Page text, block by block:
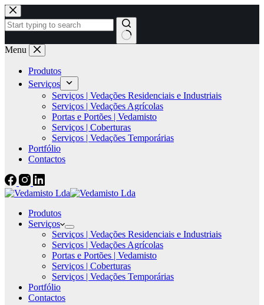
Menu
Produtos
Serviços
Serviços | Vedações Residenciais e Industriais
Serviços | Vedações Agrícolas
Portas e Portões | Vedamisto
Serviços | Coberturas
Serviços | Vedações Temporárias
Portfólio
Contactos
Produtos
Serviços
Serviços | Vedações Residenciais e Industriais
Serviços | Vedações Agrícolas
Portas e Portões | Vedamisto
Serviços | Coberturas
Serviços | Vedações Temporárias
Portfólio
Contactos